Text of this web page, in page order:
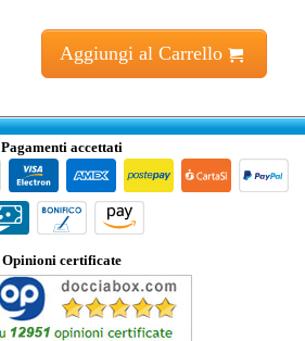
Aggiungi al Carrello
Pagamenti accettati
Opinioni certificate